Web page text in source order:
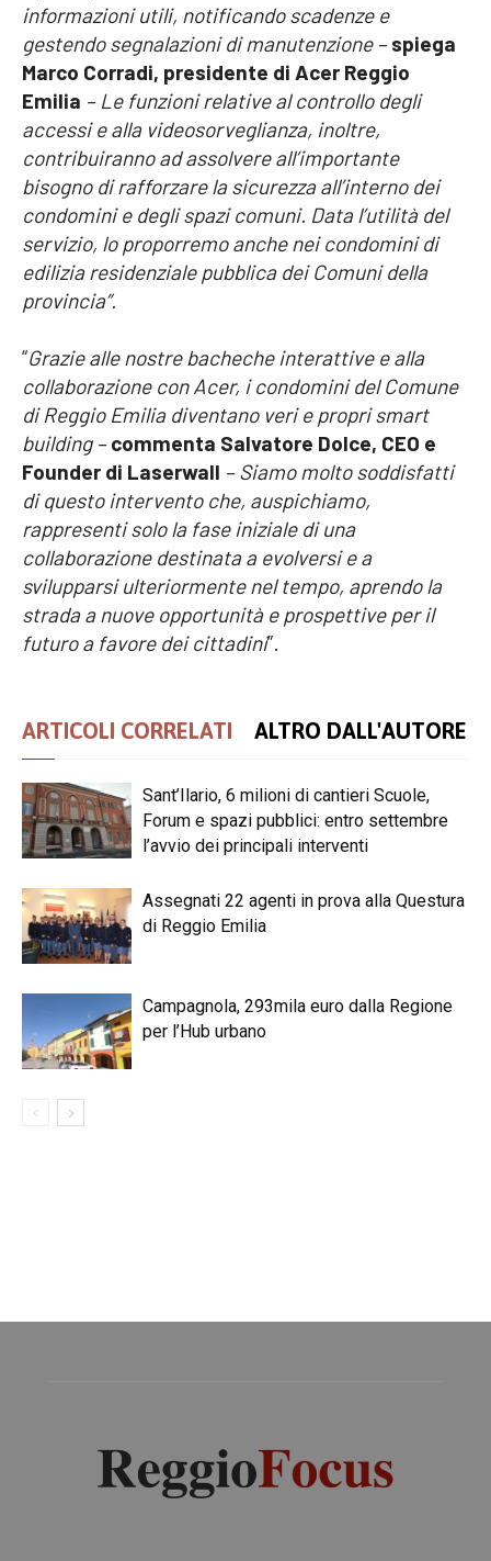
informazioni utili, notificando scadenze e
gestendo segnalazioni di manutenzione –spiega
Marco Corradi, presidente di Acer Reggio
Emilia – Le funzioni relative al controllo degli
accessi e alla videosorveglianza, inoltre,
contribuiranno ad assolvere all’importante
bisogno di rafforzare la sicurezza all’interno dei
condomini e degli spazi comuni. Data l’utilità del
servizio, lo proporremo anche nei condomini di
edilizia residenziale pubblica dei Comuni della
provincia”.
“Grazie alle nostre bacheche interattive e alla
collaborazione con Acer, i condomini del Comune
di Reggio Emilia diventano veri e propri smart
building –commenta Salvatore Dolce, CEO e
Founder di Laserwall – Siamo molto soddisfatti
di questo intervento che, auspichiamo,
rappresenti solo la fase iniziale di una
collaborazione destinata a evolversi e a
svilupparsi ulteriormente nel tempo, aprendo la
strada a nuove opportunità e prospettive per il
futuro a favore dei cittadini”.
ARTICOLI CORRELATI ALTRO DALL'AUTORE
Sant’Ilario, 6 milioni di cantieri Scuole,
Forum e spazi pubblici: entro settembre
l’avvio dei principali interventi
Assegnati 22 agenti in prova alla Questura
di Reggio Emilia
Campagnola, 293mila euro dalla Regione
per l’Hub urbano